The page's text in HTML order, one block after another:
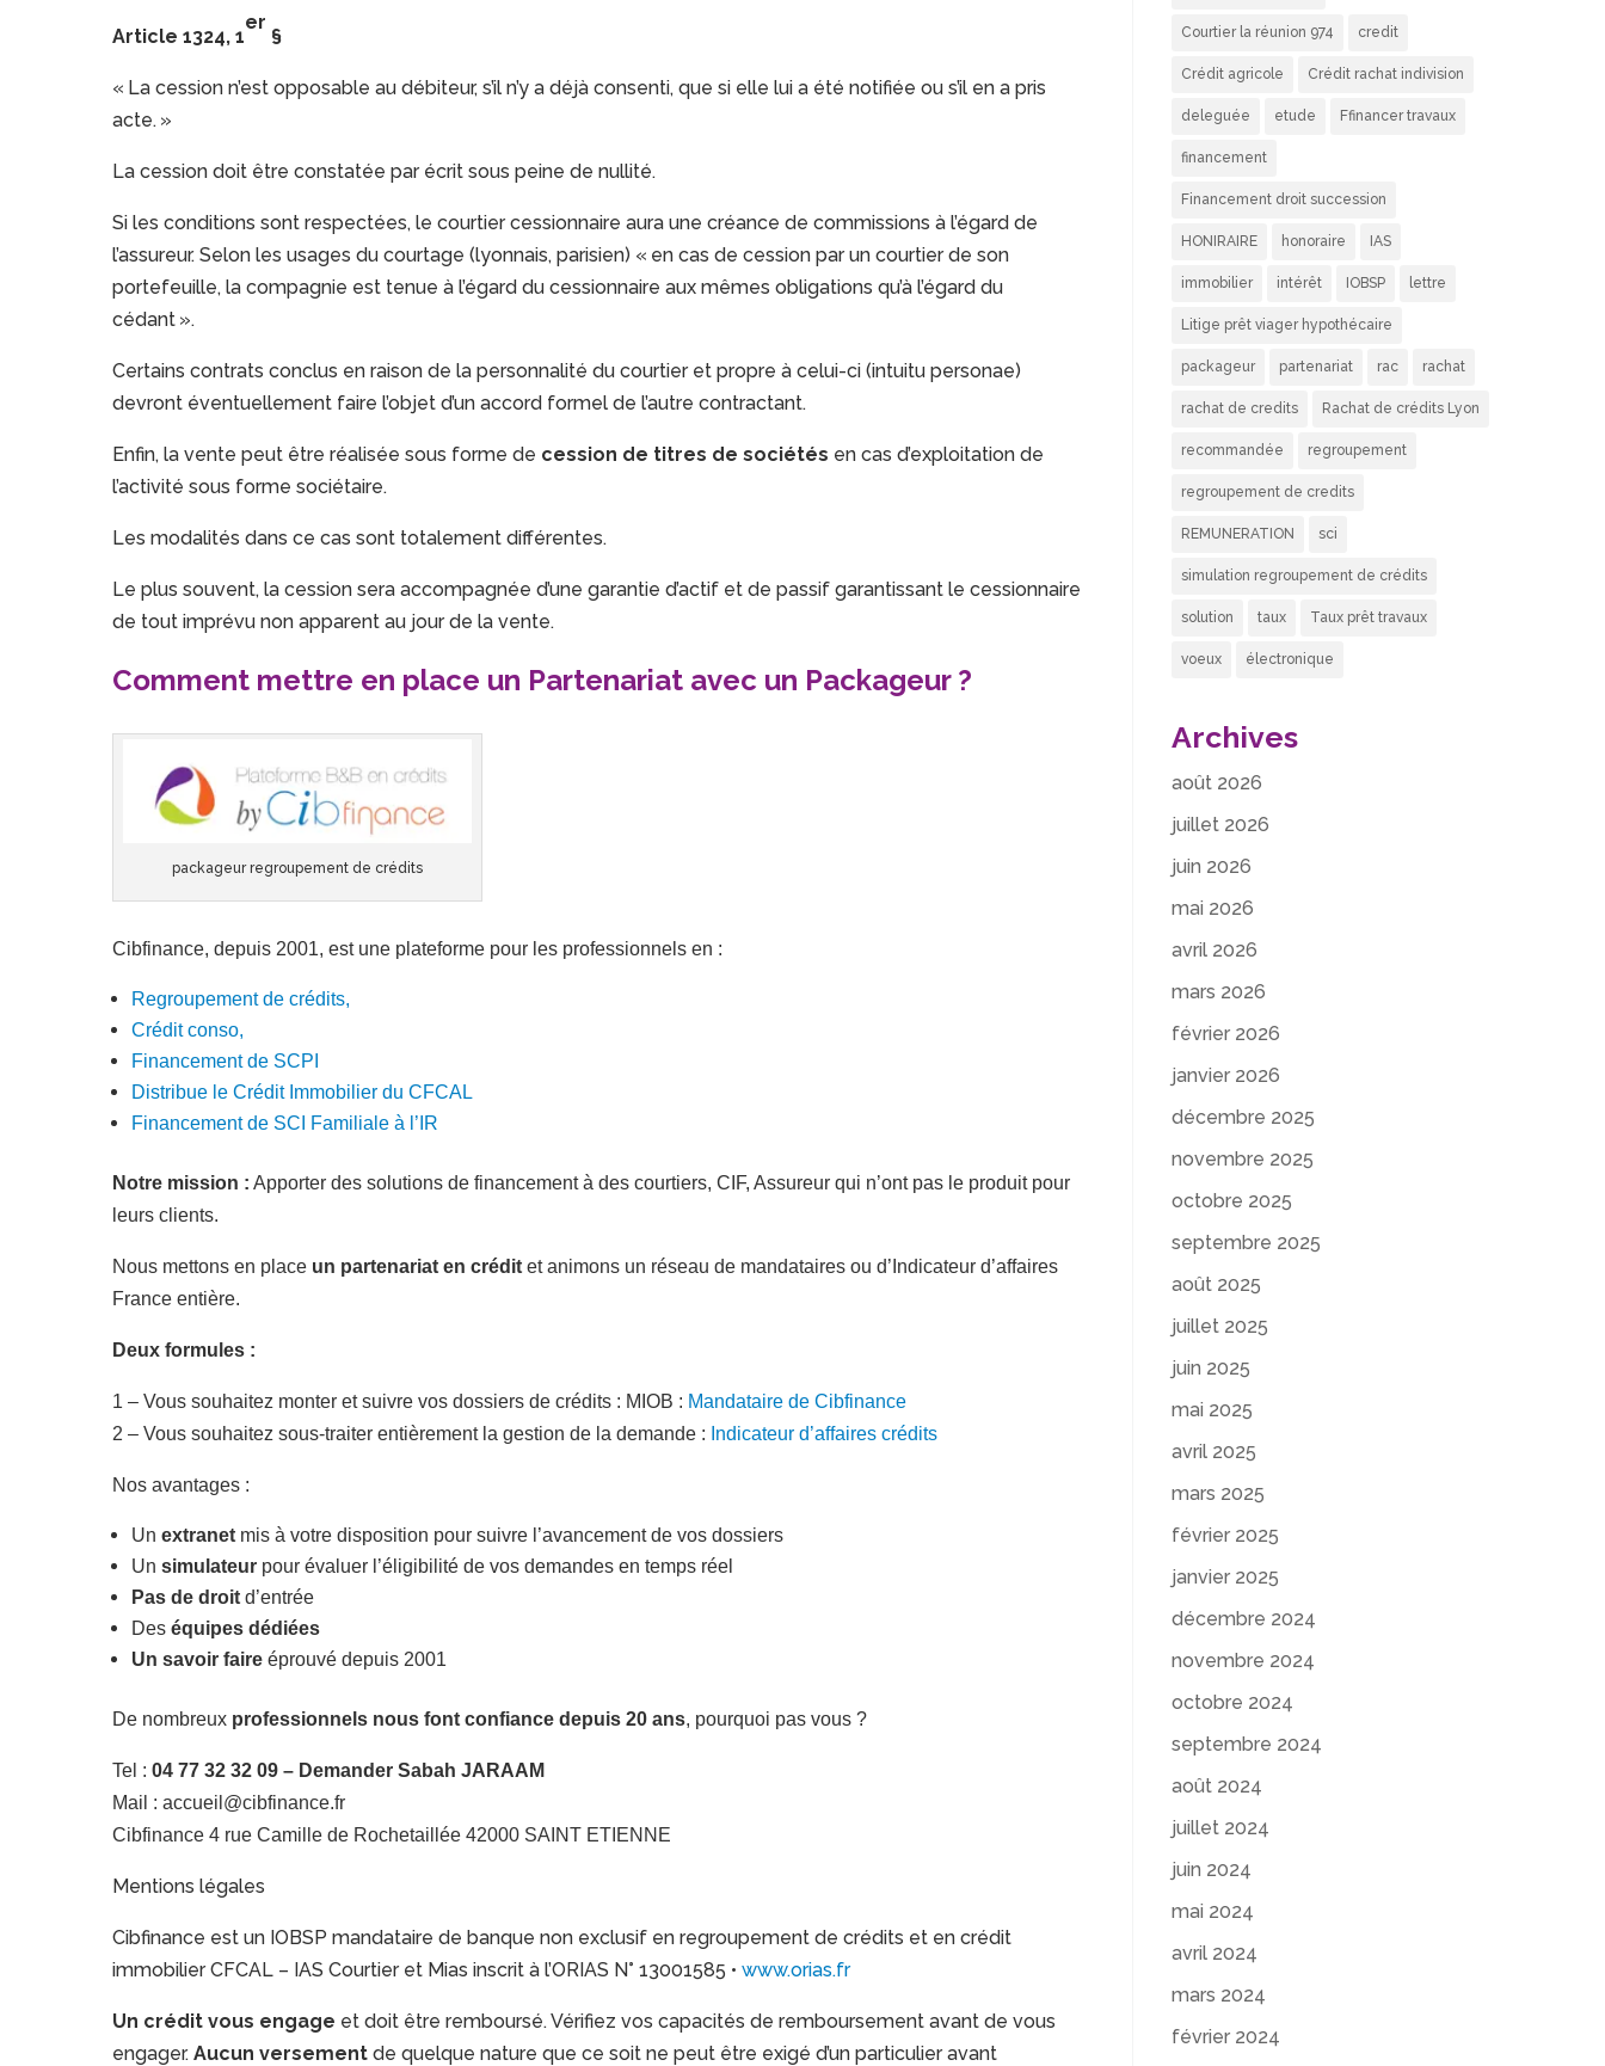
Article 1324, 1
er
§
« La cession n’est opposable au débiteur, s’il n’y a déjà consenti, que si elle lui a été notifiée ou s’il en a pris
acte. »
La cession doit être constatée par écrit sous peine de nullité.
Si les conditions sont respectées, le courtier cessionnaire aura une créance de commissions à l’égard de
l’assureur. Selon les usages du courtage (lyonnais, parisien) « en cas de cession par un courtier de son
portefeuille, la compagnie est tenue à l’égard du cessionnaire aux mêmes obligations qu’à l’égard du
cédant ».
Certains contrats conclus en raison de la personnalité du courtier et propre à celui-ci (intuitu personae)
devront éventuellement faire l’objet d’un accord formel de l’autre contractant.
Enfin, la vente peut être réalisée sous forme de cession de titres de sociétés en cas d’exploitation de
l’activité sous forme sociétaire.
Les modalités dans ce cas sont totalement différentes.
Le plus souvent, la cession sera accompagnée d’une garantie d’actif et de passif garantissant le cessionnaire
de tout imprévu non apparent au jour de la vente.
Comment mettre en place un Partenariat avec un Packageur ?
packageur regroupement de crédits
Cibfinance, depuis 2001, est une plateforme pour les professionnels en :
Regroupement de crédits,
Crédit conso,
Financement de SCPI
Distribue le Crédit Immobilier du CFCAL
Financement de SCI Familiale à l’IR
Notre mission : Apporter des solutions de financement à des courtiers, CIF, Assureur qui n’ont pas le produit pour
leurs clients.
Nous mettons en place un partenariat en crédit et animons un réseau de mandataires ou d’Indicateur d’affaires
France entière.
Deux formules :
1 – Vous souhaitez monter et suivre vos dossiers de crédits : MIOB : Mandataire de Cibfinance
2 – Vous souhaitez sous-traiter entièrement la gestion de la demande : Indicateur d’affaires crédits
Nos avantages :
Unextranet mis à votre disposition pour suivre l’avancement de vos dossiers
Unsimulateur pour évaluer l’éligibilité de vos demandes en temps réel
Pas de droit d’entrée
Deséquipes dédiées
Un savoir faire éprouvé depuis 2001
De nombreux professionnels nous font confiance depuis 20 ans, pourquoi pas vous ?
Tel :04 77 32 32 09 – Demander Sabah JARAAM
Mail : accueil@cibfinance.fr
Cibfinance 4 rue Camille de Rochetaillée 42000 SAINT ETIENNE
Mentions légales
Cibfinance est un IOBSP mandataire de banque non exclusif en regroupement de crédits et en crédit
immobilier CFCAL – IAS Courtier et Mias inscrit à l’ORIAS N° 13001585 •www.orias.fr
Un crédit vous engage et doit être remboursé. Vérifiez vos capacités de remboursement avant de vous
engager.Aucun versement de quelque nature que ce soit ne peut être exigé d’un particulier avant
Courtier la réunion 974 credit
Crédit agricole Crédit rachat indivision
deleguée etude Ffinancer travaux
financement
Financement droit succession
HONIRAIRE honoraire IAS
immobilier intérêt IOBSP lettre
Litige prêt viager hypothécaire
packageur partenariat rac rachat
rachat de credits Rachat de crédits Lyon
recommandée regroupement
regroupement de credits
REMUNERATION sci
simulation regroupement de crédits
solution taux Taux prêt travaux
voeux électronique
Archives
août 2026
juillet 2026
juin 2026
mai 2026
avril 2026
mars 2026
février 2026
janvier 2026
décembre 2025
novembre 2025
octobre 2025
septembre 2025
août 2025
juillet 2025
juin 2025
mai 2025
avril 2025
mars 2025
février 2025
janvier 2025
décembre 2024
novembre 2024
octobre 2024
septembre 2024
août 2024
juillet 2024
juin 2024
mai 2024
avril 2024
mars 2024
février 2024